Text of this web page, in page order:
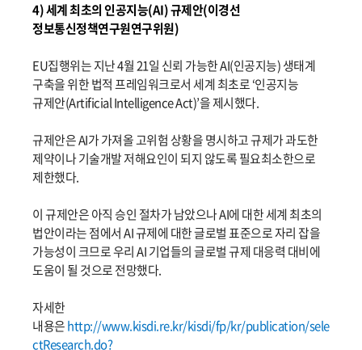
4) 세계 최초의 인공지능(AI) 규제안(이경선
정보통신정책연구원연구위원)
EU집행위는 지난 4월 21일 신뢰 가능한 AI(인공지능) 생태계
구축을 위한 법적 프레임워크로서 세계 최초로 ‘인공지능
규제안(Artificial Intelligence Act)’을 제시했다.
규제안은 AI가 가져올 고위험 상황을 명시하고 규제가 과도한
제약이나 기술개발 저해요인이 되지 않도록 필요최소한으로
제한했다.
이 규제안은 아직 승인 절차가 남았으나 AI에 대한 세계 최초의
법안이라는 점에서 AI 규제에 대한 글로벌 표준으로 자리 잡을
가능성이 크므로 우리 AI 기업들의 글로벌 규제 대응력 대비에
도움이 될 것으로 전망했다.
자세한
내용은http://www.kisdi.re.kr/kisdi/fp/kr/publication/sele
ctResearch.do?